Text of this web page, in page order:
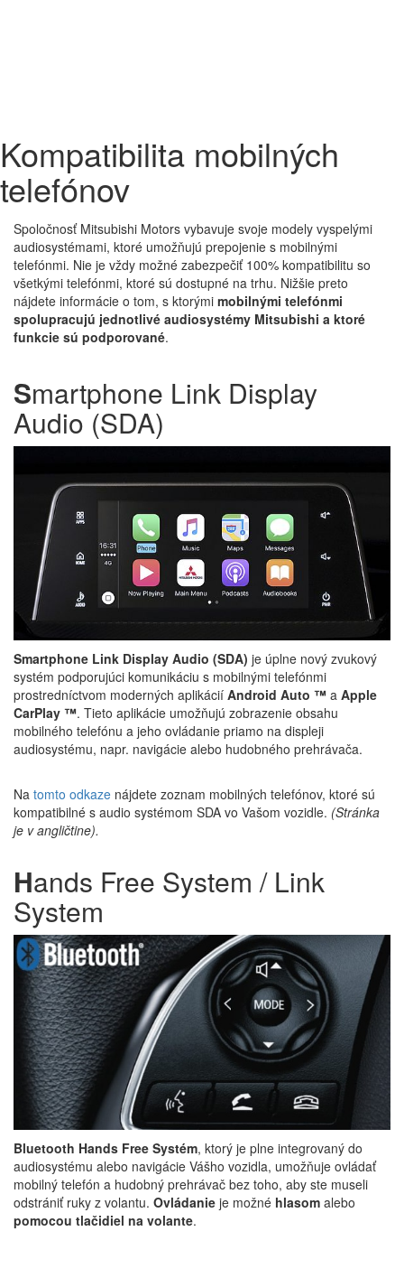
Kompatibilita mobilných
telefónov
Spoločnosť Mitsubishi Motors vybavuje svoje modely vyspelými
audiosystémami, ktoré umožňujú prepojenie s mobilnými
telefónmi. Nie je vždy možné zabezpečiť 100% kompatibilitu so
všetkými telefónmi, ktoré sú dostupné na trhu. Nižšie preto
nájdete informácie o tom, s ktorými mobilnými telefónmi
spolupracujú jednotlivé audiosystémy Mitsubishi a ktoré
funkcie sú podporované.
Smartphone Link Display
Audio (SDA)
Smartphone Link Display Audio (SDA) je úplne nový zvukový
systém podporujúci komunikáciu s mobilnými telefónmi
prostredníctvom moderných aplikácií Android Auto ™ a Apple
CarPlay ™. Tieto aplikácie umožňujú zobrazenie obsahu
mobilného telefónu a jeho ovládanie priamo na displeji
audiosystému, napr. navigácie alebo hudobného prehrávača.
Na tomto odkaze nájdete zoznam mobilných telefónov, ktoré sú
kompatibilné s audio systémom SDA vo Vašom vozidle. (Stránka
je v angličtine).
Hands Free System / Link
System
Bluetooth Hands Free Systém, ktorý je plne integrovaný do
audiosystému alebo navigácie Vášho vozidla, umožňuje ovládať
mobilný telefón a hudobný prehrávač bez toho, aby ste museli
odstrániť ruky z volantu. Ovládanie je možné hlasom alebo
pomocou tlačidiel na volante.